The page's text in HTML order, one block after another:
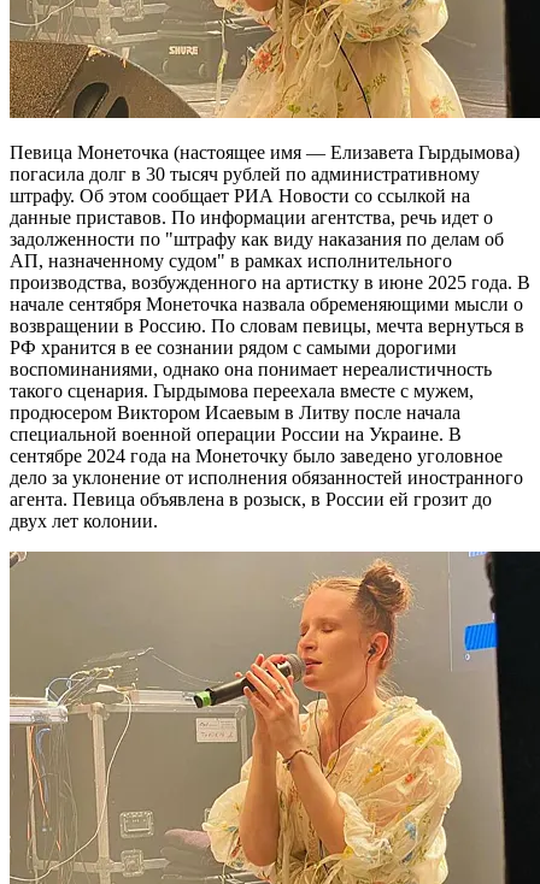
Певица Монеточка (настоящее имя — Елизавета Гырдымова)
погасила долг в 30 тысяч рублей по административному
штрафу. Об этом сообщает РИА Новости со ссылкой на
данные приставов. По информации агентства, речь идет о
задолженности по "штрафу как виду наказания по делам об
АП, назначенному судом" в рамках исполнительного
производства, возбужденного на артистку в июне 2025 года. В
начале сентября Монеточка назвала обременяющими мысли о
возвращении в Россию. По словам певицы, мечта вернуться в
РФ хранится в ее сознании рядом с самыми дорогими
воспоминаниями, однако она понимает нереалистичность
такого сценария. Гырдымова переехала вместе с мужем,
продюсером Виктором Исаевым в Литву после начала
специальной военной операции России на Украине. В
сентябре 2024 года на Монеточку было заведено уголовное
дело за уклонение от исполнения обязанностей иностранного
агента. Певица объявлена в розыск, в России ей грозит до
двух лет колонии.